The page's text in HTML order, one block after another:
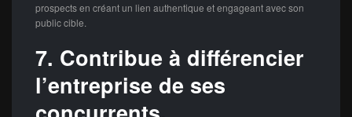
prospects en créant un lien authentique et engageant avec son
public cible.
7. Contribue à différencier
l’entreprise de ses